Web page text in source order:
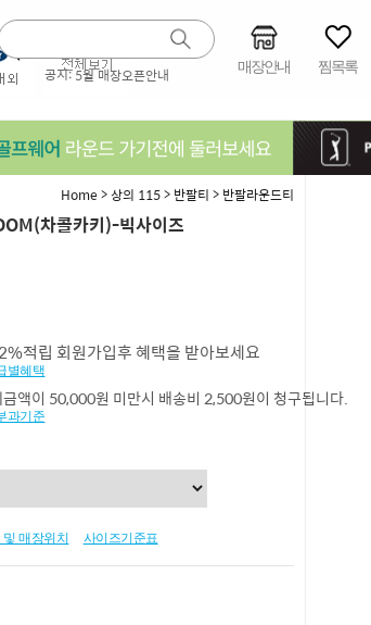
공지:5월 매장오픈안내 매장안내 찜목록
Home>상의 115> 반팔티 > 반팔라운드티
차콜카키)-빅사이즈
적립 회원가입후 혜택을 받아보세요
별혜택
액이 50,000원 미만시 배송비 2,500원이 청구됩니다.
과기준
매장위치 사이즈기준표